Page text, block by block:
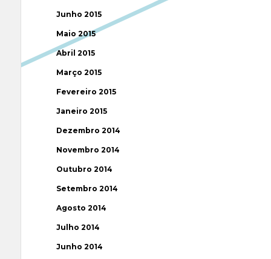
Junho 2015
Maio 2015
Abril 2015
Março 2015
Fevereiro 2015
Janeiro 2015
Dezembro 2014
Novembro 2014
Outubro 2014
Setembro 2014
Agosto 2014
Julho 2014
Junho 2014